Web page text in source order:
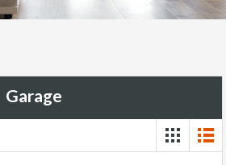
Garage